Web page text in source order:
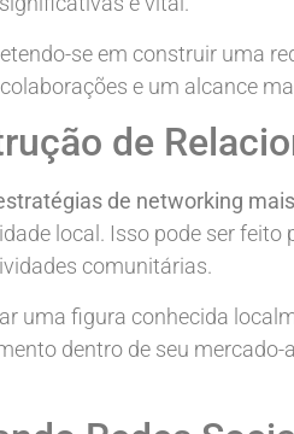
se em construir uma
e um alcance
de
de networking
local. Isso pode ser
comunitárias.
uma figura conhecida
dentro de seu